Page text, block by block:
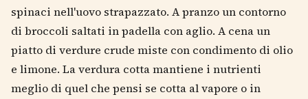
spinaci nell'uovo strapazzato. A pranzo un contorno
di broccoli saltati in padella con aglio. A cena un
piatto di verdure crude miste con condimento di olio
e limone. La verdura cotta mantiene i nutrienti
meglio di quel che pensi se cotta al vapore o in